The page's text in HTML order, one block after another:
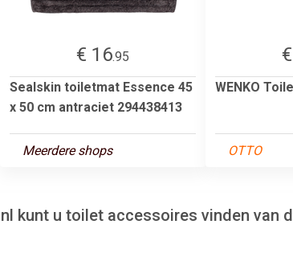
€ 16.95
Sealskin toiletmat Essence 45
x 50 cm antraciet 294438413
Meerdere shops
WENKO
OTTO
kunt u toilet accessoires vinden van